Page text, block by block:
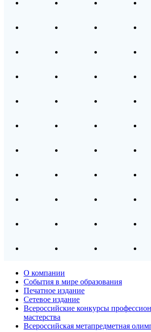
О компании
События в мире образования
Печатное издание
Сетевое издание
Всероссийские конкурсы
мастерства
Всероссийская метапредметная